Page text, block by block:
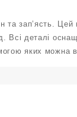
та зап’ясть.
Всі деталі
яких